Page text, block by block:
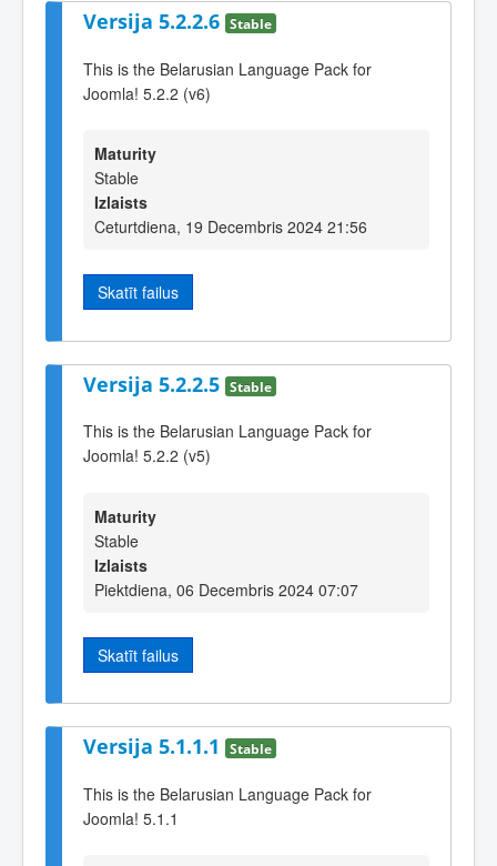
Versija 5.2.2.6 Stable
This is the Belarusian Language Pack for
Joomla! 5.2.2 (v6)
Maturity
Stable
Izlaists
Ceturtdiena, 19 Decembris 2024 21:56
Skatīt failus
Versija 5.2.2.5 Stable
This is the Belarusian Language Pack for
Joomla! 5.2.2 (v5)
Maturity
Stable
Izlaists
Piektdiena, 06 Decembris 2024 07:07
Skatīt failus
Versija 5.1.1.1 Stable
This is the Belarusian Language Pack for
Joomla! 5.1.1